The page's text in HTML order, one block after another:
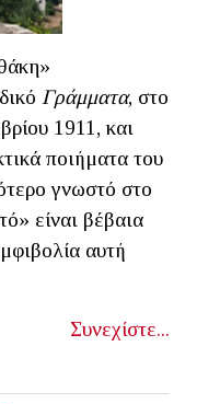
Γράμματα, στο
1911, και
ποιήματα του
γνωστό στο
είναι βέβαια
αυτή
Συνεχίστε...